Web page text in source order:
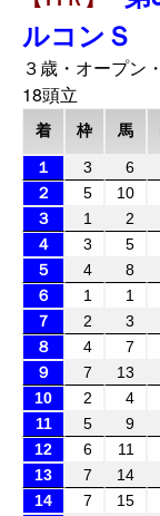
ルコンＳ
３歳・オープ
18頭立
着 枠 馬
１ 3 6
２
5 10
３
1 2
４
3 5
５
4 8
６
1 1
７
2 3
８
4 7
９
7 13
10
2 4
11
5 9
12
6 11
13
7 14
14
7 15